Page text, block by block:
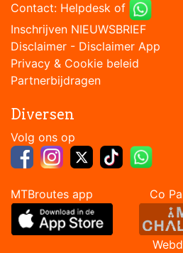
Contact: Helpdesk of
Inschrijven NIEUWSBRIEF
Disclaimer - Disclaimer App
Privacy & Cookie beleid
Partnerbijdragen
Diversen
Volg ons op
MTBroutes app Co